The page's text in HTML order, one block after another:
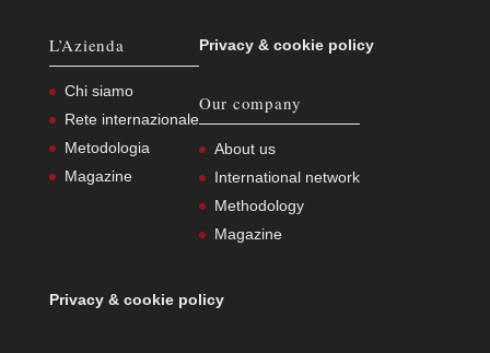
L’Azienda
Chi siamo
Rete internazionale
Metodologia
Magazine
Privacy& cookie policy
Our company
About us
International network
Methodology
Magazine
Privacy& cookie policy